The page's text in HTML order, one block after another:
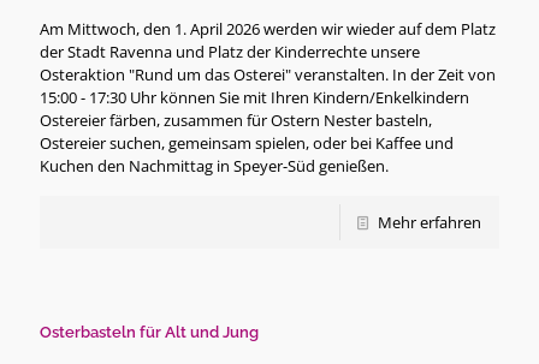
Am Mittwoch, den 1. April 2026 werden wir wieder auf dem Platz
der Stadt Ravenna und Platz der Kinderrechte unsere
Osteraktion "Rund um das Osterei" veranstalten. In der Zeit von
15:00 - 17:30 Uhr können Sie mit Ihren Kindern/Enkelkindern
Ostereier färben, zusammen für Ostern Nester basteln,
Ostereier suchen, gemeinsam spielen, oder bei Kaffee und
Kuchen den Nachmittag in Speyer-Süd genießen.
Mehr erfahren
Osterbasteln für Alt und Jung